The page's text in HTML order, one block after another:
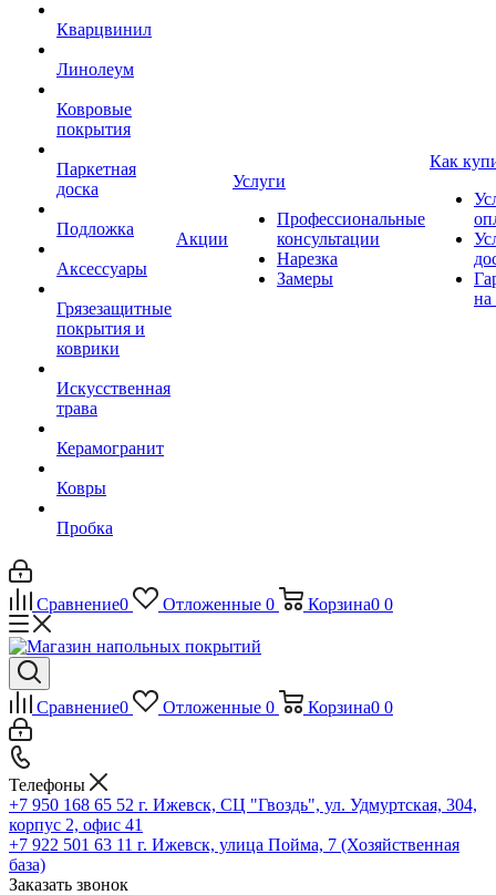
Кварцвинил
Линолеум
Ковровые
покрытия
Паркетная
доска
Подложка
Аксессуары
Грязезащитные
покрытия и
коврики
Искусственная
трава
Керамогранит
Ковры
Пробка
Акции
Услуги
Профессиональные
консультации
Нарезка
Замеры
Как
на
Сравнение0 Отложенные 0 Корзина0 0
Сравнение0 Отложенные 0 Корзина0 0
Телефоны
+7 950 168 65 52 г. Ижевск, СЦ "Гвоздь", ул. Удмуртская, 304,
корпус 2, офис 41
+7 922 501 63 11 г. Ижевск, улица Пойма, 7 (Хозяйственная
база)
Заказать звонок